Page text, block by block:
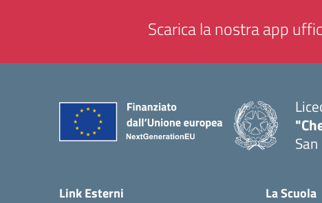
Scarica la nostra app
Link Esterni La Scuola